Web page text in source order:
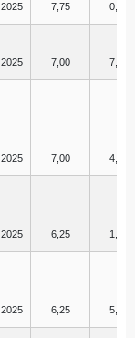
2025 7,75 0,50
2025 7,00 7,50
2025 7,00 4,00
2025 6,25 1,25
2025 6,25 5,75